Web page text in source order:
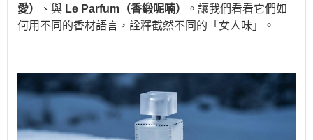
愛）
、與 Le Parfum（香緞呢喃）
。讓我們看看它們如
何用不同的香材語言，詮釋截然不同的「女人味」。